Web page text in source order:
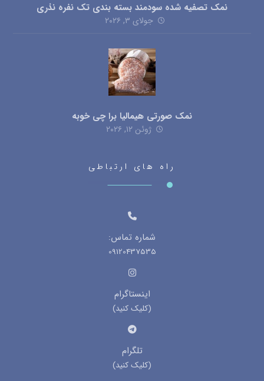
نمک تصفیه شده سودمند بسته بندی تک نفره نذری
جولای ۳, ۲۰۲۶
نمک صورتی هیمالیا برا چی خوبه
ژوئن ۱۲, ۲۰۲۶
راه های ارتباطی
شماره تماس:
09120437535
اینستاگرام
(کلیک کنید)
تلگرام
(کلیک کنید)